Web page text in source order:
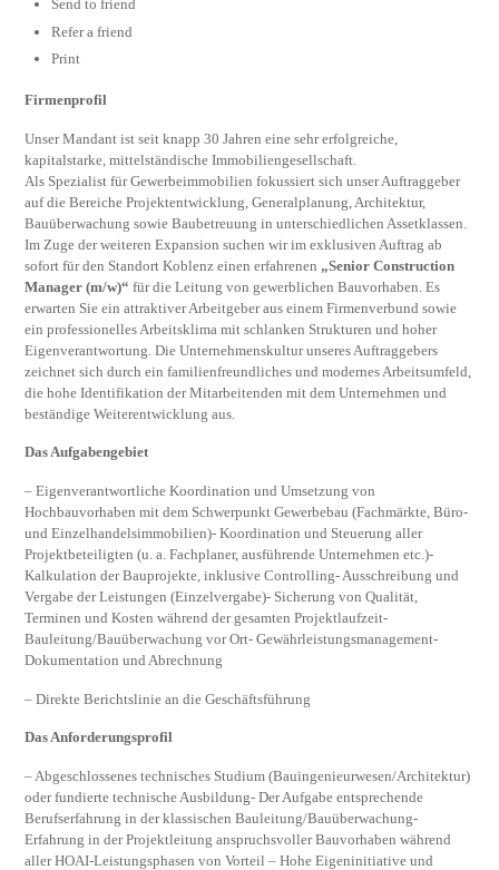
Send to friend
Refer a friend
Print
Firmenprofil
Unser Mandant ist seit knapp 30 Jahren eine sehr erfolgreiche,
kapitalstarke, mittelständische Immobiliengesellschaft.
Als Spezialist für Gewerbeimmobilien fokussiert sich unser Auftraggeber
auf die Bereiche Projektentwicklung, Generalplanung, Architektur,
Bauüberwachung sowie Baubetreuung in unterschiedlichen Assetklassen.
Im Zuge der weiteren Expansion suchen wir im exklusiven Auftrag ab
sofort für den Standort Koblenz einen erfahrenen„Senior Construction
Manager (m/w)“ für die Leitung von gewerblichen Bauvorhaben. Es
erwarten Sie ein attraktiver Arbeitgeber aus einem Firmenverbund sowie
ein professionelles Arbeitsklima mit schlanken Strukturen und hoher
Eigenverantwortung. Die Unternehmenskultur unseres Auftraggebers
zeichnet sich durch ein familienfreundliches und modernes Arbeitsumfeld,
die hohe Identifikation der Mitarbeitenden mit dem Unternehmen und
beständige Weiterentwicklung aus.
Das Aufgabengebiet
– Eigenverantwortliche Koordination und Umsetzung von
Hochbauvorhaben mit dem Schwerpunkt Gewerbebau (Fachmärkte, Büro-
und Einzelhandelsimmobilien)- Koordination und Steuerung aller
Projektbeteiligten (u. a. Fachplaner, ausführende Unternehmen etc.)-
Kalkulation der Bauprojekte, inklusive Controlling- Ausschreibung und
Vergabe der Leistungen (Einzelvergabe)- Sicherung von Qualität,
Terminen und Kosten während der gesamten Projektlaufzeit-
Bauleitung/Bauüberwachung vor Ort- Gewährleistungsmanagement-
Dokumentation und Abrechnung
– Direkte Berichtslinie an die Geschäftsführung
Das Anforderungsprofil
– Abgeschlossenes technisches Studium (Bauingenieurwesen/Architektur)
oder fundierte technische Ausbildung- Der Aufgabe entsprechende
Berufserfahrung in der klassischen Bauleitung/Bauüberwachung-
Erfahrung in der Projektleitung anspruchsvoller Bauvorhaben während
aller HOAI-Leistungsphasen von Vorteil – Hohe Eigeninitiative und